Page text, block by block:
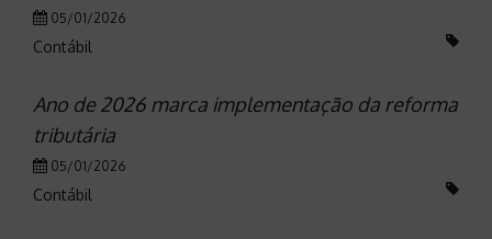
05/01/2026
Contábil
Ano de 2026 marca implementação da reforma
tributária
05/01/2026
Contábil